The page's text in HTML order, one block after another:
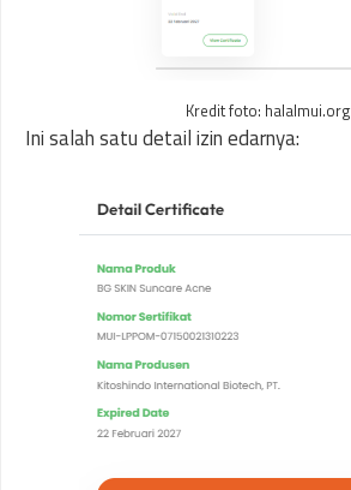
Kredit foto: halalmui.org
Ini salah satu detail izin edarnya: